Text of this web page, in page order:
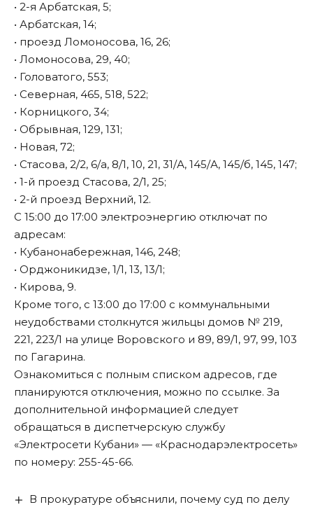
• 2-я Арбатская, 5;
• Арбатская, 14;
• проезд Ломоносова, 16, 26;
• Ломоносова, 29, 40;
• Головатого, 553;
• Северная, 465, 518, 522;
• Корницкого, 34;
• Обрывная, 129, 131;
• Новая, 72;
• Стасова, 2/2, 6/а, 8/1, 10, 21, 31/А, 145/А, 145/б, 145, 147;
• 1-й проезд Стасова, 2/1, 25;
• 2-й проезд Верхний, 12.
С 15:00 до 17:00 электроэнергию отключат по
адресам:
• Кубанонабережная, 146, 248;
• Орджоникидзе, 1/1, 13, 13/1;
• Кирова, 9.
Кроме того, с 13:00 до 17:00 с коммунальными
неудобствами столкнутся жильцы домов № 219,
221, 223/1 на улице Воровского и 89, 89/1, 97, 99, 103
по Гагарина.
Ознакомиться с полным списком адресов, где
планируются отключения, можно по ссылке. За
дополнительной информацией следует
обращаться в диспетчерскую службу
«Электросети Кубани» — «Краснодарэлектросеть»
по номеру: 255-45-66.
В прокуратуре объяснили, почему суд по делу